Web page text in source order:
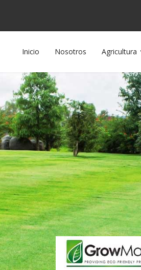
Inicio Nosotros Agricultura